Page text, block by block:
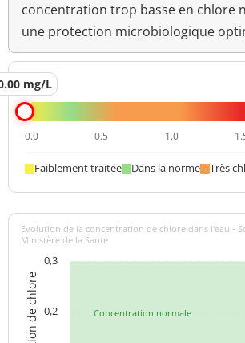
concentration trop basse en chlore
une protection microbiologique
mg/L
0.0 0.5 1.0
Faiblement traitée Dans la norme Très
Concentration normale
Evolution de la concentration de chlore dans l'eau -
Ministère de la Santé
0,2
0,3